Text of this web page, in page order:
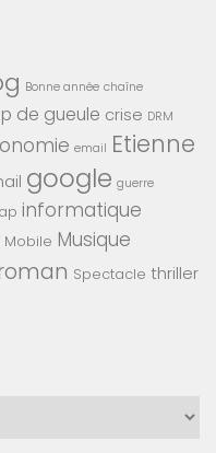
Bonne année chaîne
de gueule crise DRM
email Etienne
google guerre
informatique
Mobile Musique
Spectacle thriller